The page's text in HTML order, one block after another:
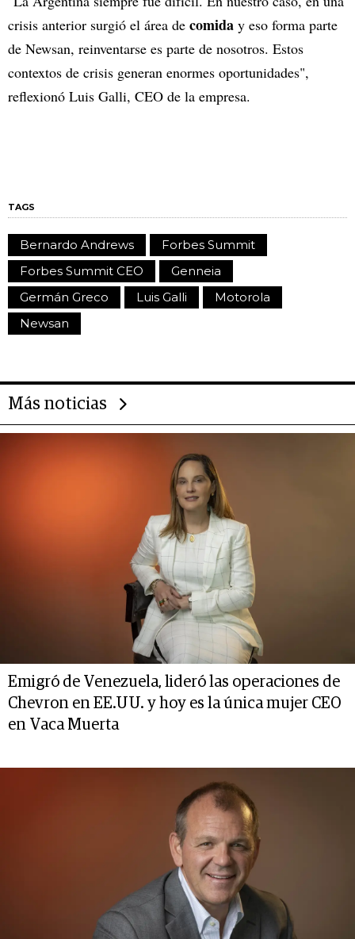
crisis anterior surgió el área de comida y eso forma parte
de Newsan, reinventarse es parte de nosotros. Estos
contextos de crisis generan enormes oportunidades",
reflexionó Luis Galli, CEO de la empresa.
TAGS
Bernardo Andrews
Forbes Summit
Forbes Summit CEO
Genneia
Germán Greco
Luis Galli
Motorola
Newsan
Más noticias
Emigró de Venezuela, lideró las operaciones de
Chevron en EE.UU. y hoy es la única mujer CEO
en Vaca Muerta